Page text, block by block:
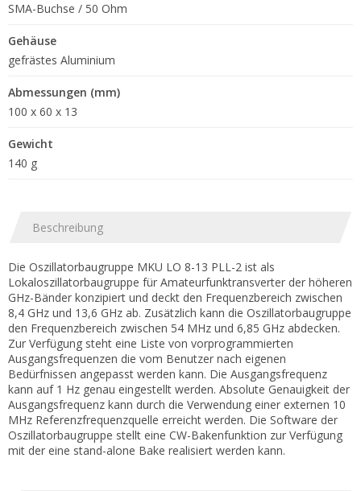
SMA-Buchse / 50 Ohm
Gehäuse
gefrästes Aluminium
Abmessungen (mm)
100 x 60 x 13
Gewicht
140 g
Beschreibung
Die Oszillatorbaugruppe MKU LO 8-13 PLL-2 ist als
Lokaloszillatorbaugruppe für Amateurfunktransverter der höheren
GHz-Bänder konzipiert und deckt den Frequenzbereich zwischen
8,4 GHz und 13,6 GHz ab. Zusätzlich kann die Oszillatorbaugruppe
den Frequenzbereich zwischen 54 MHz und 6,85 GHz abdecken.
Zur Verfügung steht eine Liste von vorprogrammierten
Ausgangsfrequenzen die vom Benutzer nach eigenen
Bedürfnissen angepasst werden kann. Die Ausgangsfrequenz
kann auf 1 Hz genau eingestellt werden. Absolute Genauigkeit der
Ausgangsfrequenz kann durch die Verwendung einer externen 10
MHz Referenzfrequenzquelle erreicht werden. Die Software der
Oszillatorbaugruppe stellt eine CW-Bakenfunktion zur Verfügung
mit der eine stand-alone Bake realisiert werden kann.